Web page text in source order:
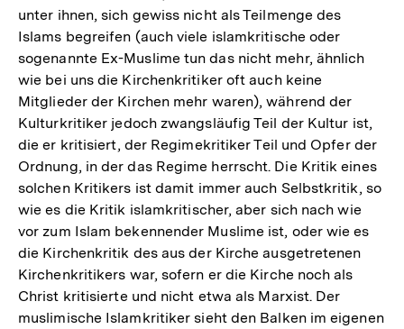
unter ihnen, sich gewiss nicht als Teilmenge des
Islams begreifen (auch viele islamkritische oder
sogenannte Ex-Muslime tun das nicht mehr, ähnlich
wie bei uns die Kirchenkritiker oft auch keine
Mitglieder der Kirchen mehr waren), während der
Kulturkritiker jedoch zwangsläufig Teil der Kultur ist,
die er kritisiert, der Regimekritiker Teil und Opfer der
Ordnung, in der das Regime herrscht. Die Kritik eines
solchen Kritikers ist damit immer auch Selbstkritik, so
wie es die Kritik islamkritischer, aber sich nach wie
vor zum Islam bekennender Muslime ist, oder wie es
die Kirchenkritik des aus der Kirche ausgetretenen
Kirchenkritikers war, sofern er die Kirche noch als
Christ kritisierte und nicht etwa als Marxist. Der
muslimische Islamkritiker sieht den Balken im eigenen